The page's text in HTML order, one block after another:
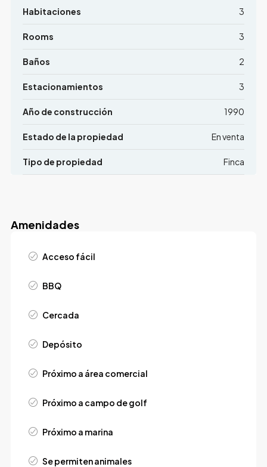
Habitaciones 3
Rooms 3
Baños 2
Estacionamientos 3
Año de construcción 1990
Estado de la propiedad En venta
Tipo de propiedad Finca
Amenidades
Acceso fácil
BBQ
Cercada
Depósito
Próximo a área comercial
Próximo a campo de golf
Próximo a marina
Se permiten animales